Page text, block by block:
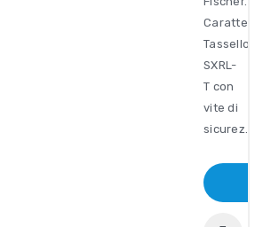
Tassello
SXRL-
T con
vite di
sicurez..